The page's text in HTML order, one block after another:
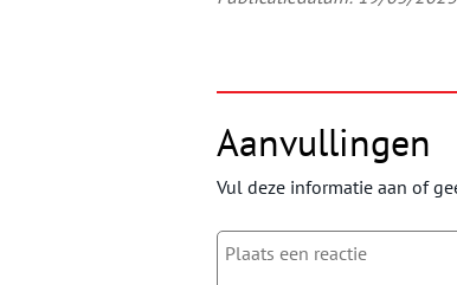
Aanvullingen
Vul deze informatie aan of